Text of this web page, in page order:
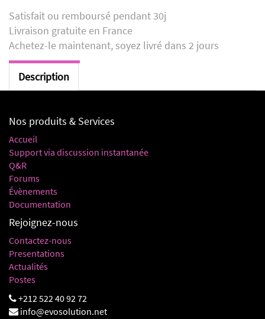
Satisfait ou remboursé pendant 30j
Livraison gratuite en France
Achetez-le maintenant, soyez livré dans 2 jours
Description
Nos produits & Services
Accueil
Support via discussion instantanée
Q&R
Forums
Évènements
Documentation
Rejoignez-nous
Contactez-nous
Presentations
Actualités
Postes
+212 522 40 92 72
info@evosolution.net